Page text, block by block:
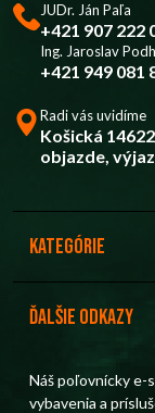
JUDr. Ján Paľa
+421 907 222
Ing. Jaroslav
+421 949 081
Radi vás uvidíme
Košická
objazde,
Kategórie
Ďalšie odkazy
Náš poľovnícky e-
vybavenia a